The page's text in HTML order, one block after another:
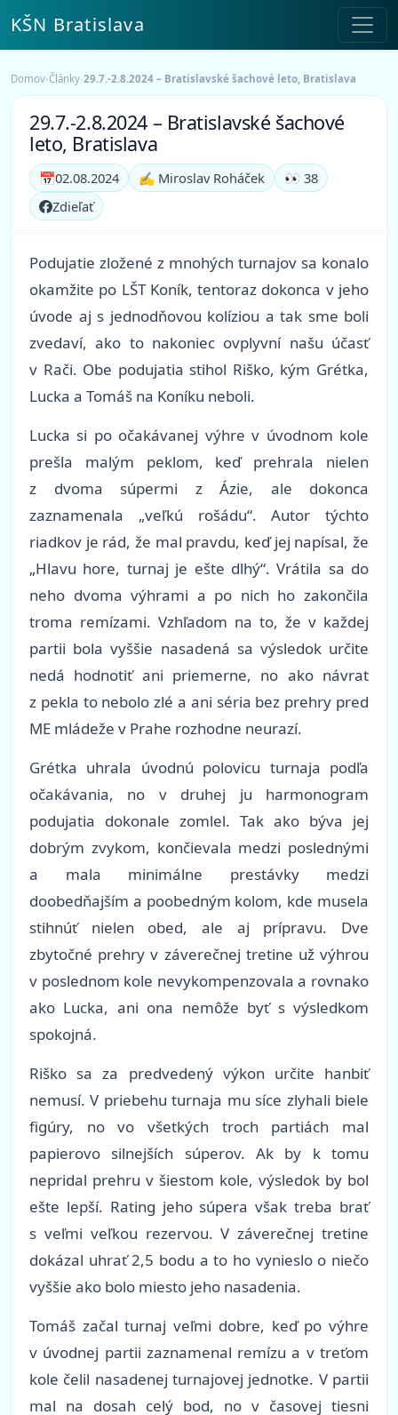
KŠN Bratislava
Domov›Články›29.7.-2.8.2024 – Bratislavské šachové leto, Bratislava
29.7.-2.8.2024 – Bratislavské šachové
leto, Bratislava
📅02.08.2024 ✍️ Miroslav Roháček
👀 38
Zdieľať
Podujatie zložené z mnohých turnajov sa konalo
okamžite po LŠT Koník, tentoraz dokonca v jeho
úvode aj s jednodňovou kolíziou a tak sme boli
zvedaví, ako to nakoniec ovplyvní našu účasť
v Rači. Obe podujatia stihol Riško, kým Grétka,
Lucka a Tomáš na Koníku neboli.
Lucka si po očakávanej výhre v úvodnom kole
prešla malým peklom, keď prehrala nielen
z dvoma súpermi z Ázie, ale dokonca
zaznamenala „veľkú rošádu“. Autor týchto
riadkov je rád, že mal pravdu, keď jej napísal, že
„Hlavu hore, turnaj je ešte dlhý“. Vrátila sa do
neho dvoma výhrami a po nich ho zakončila
troma remízami. Vzhľadom na to, že v každej
partii bola vyššie nasadená sa výsledok určite
nedá hodnotiť ani priemerne, no ako návrat
z pekla to nebolo zlé a ani séria bez prehry pred
ME mládeže v Prahe rozhodne neurazí.
Grétka uhrala úvodnú polovicu turnaja podľa
očakávania, no v druhej ju harmonogram
podujatia dokonale zomlel. Tak ako býva jej
dobrým zvykom, končievala medzi poslednými
a mala minimálne prestávky medzi
doobedňajším a poobedným kolom, kde musela
stihnúť nielen obed, ale aj prípravu. Dve
zbytočné prehry v záverečnej tretine už výhrou
v poslednom kole nevykompenzovala a rovnako
ako Lucka, ani ona nemôže byť s výsledkom
spokojná.
Riško sa za predvedený výkon určite hanbiť
nemusí. V priebehu turnaja mu síce zlyhali biele
figúry, no vo všetkých troch partiách mal
papierovo silnejších súperov. Ak by k tomu
nepridal prehru v šiestom kole, výsledok by bol
ešte lepší. Rating jeho súpera však treba brať
s veľmi veľkou rezervou. V záverečnej tretine
dokázal uhrať 2,5 bodu a to ho vynieslo o niečo
vyššie ako bolo miesto jeho nasadenia.
Tomáš začal turnaj veľmi dobre, keď po výhre
v úvodnej partii zaznamenal remízu a v treťom
kole čelil nasadenej turnajovej jednotke. V partii
mal na dosah celý bod, no v časovej tiesni